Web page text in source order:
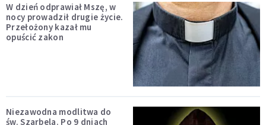
W dzień odprawiał Mszę, w
nocy prowadził drugie życie.
Przełożony kazał mu
opuścić zakon
Niezawodna modlitwa do
św. Szarbela. Po 9 dniach